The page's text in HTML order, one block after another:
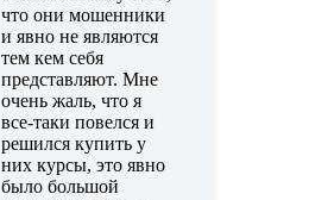
что они мошенники
и явно не являются
тем кем себя
представляют. Мне
очень жаль, что я
все-таки повелся и
решился купить у
них курсы, это явно
было большой